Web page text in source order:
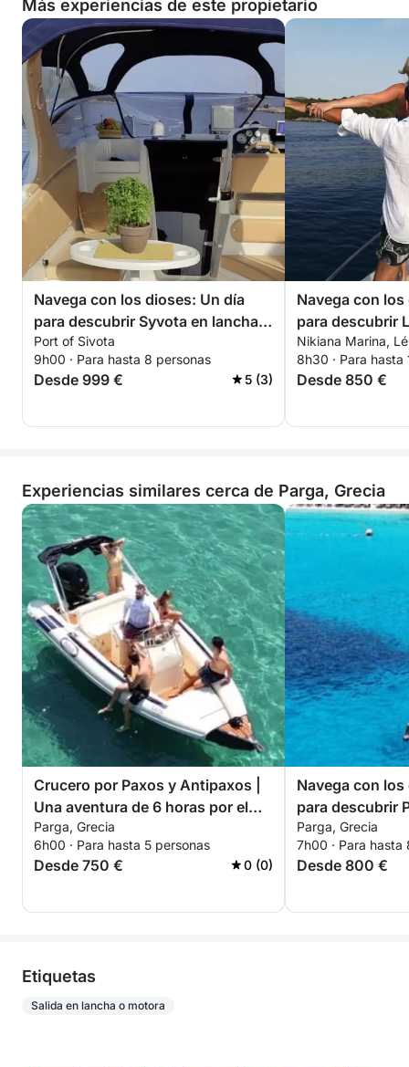
Más experiencias de este propietario
Navega con los dioses: Un día
para descubrir Syvota en lancha
motora.
Port of Sivota
9h00 · Para hasta 8 personas
Desde 999 € 5 (3)
Navega con
para descubrir
motora.
Nikiana Marina,
8h30 · Para hasta
Desde 850 €
Experiencias similares cerca de Parga, Grecia
Crucero por Paxos y Antipaxos |
Una aventura de 6 horas por el
mar Egeo
Parga, Grecia
6h00 · Para hasta 5 personas
Desde 750 € 0 (0)
Navega con
para descubrir
motora.
Parga, Grecia
7h00 · Para hasta
Desde 800 €
Etiquetas
Salida en lancha o motora